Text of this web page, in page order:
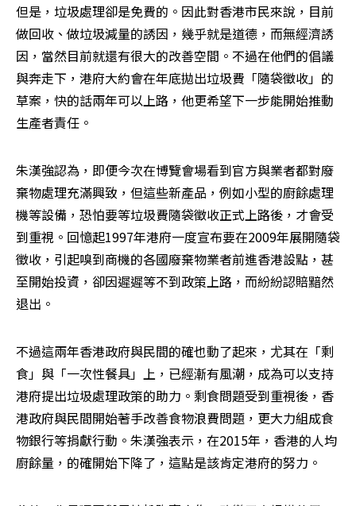
但是，垃圾處理卻是免費的。因此對香港市民來說，目前
做回收、做垃圾減量的誘因，幾乎就是道德，而無經濟誘
因，當然目前就還有很大的改善空間。不過在他們的倡議
與奔走下，港府大約會在年底拋出垃圾費「隨袋徵收」的
草案，快的話兩年可以上路，他更希望下一步能開始推動
生產者責任。
朱漢強認為，即便今次在博覽會場看到官方與業者都對廢
棄物處理充滿興致，但這些新產品，例如小型的廚餘處理
機等設備，恐怕要等垃圾費隨袋徵收正式上路後，才會受
到重視。回憶起1997年港府一度宣布要在2009年展開隨袋
徵收，引起嗅到商機的各國廢棄物業者前進香港設點，甚
至開始投資，卻因遲遲等不到政策上路，而紛紛認賠黯然
退出。
不過這兩年香港政府與民間的確也動了起來，尤其在「剩
食」與「一次性餐具」上，已經漸有風潮，成為可以支持
港府提出垃圾處理政策的助力。剩食問題受到重視後，香
港政府與民間開始著手改善食物浪費問題，更大力組成食
物銀行等捐獻行動。朱漢強表示，在2015年，香港的人均
廚餘量，的確開始下降了，這點是該肯定港府的努力。